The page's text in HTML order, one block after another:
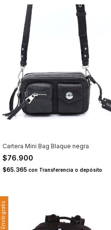
Cartera Mini Bag Blaque negra
$76.900
$65.365 con Transferencia o depósito
Envío gratis